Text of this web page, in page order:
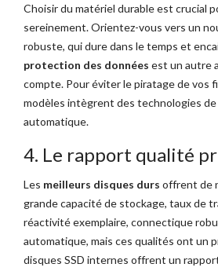
Choisir du matériel durable est crucial
sereinement. Orientez-vous vers un
robuste, qui dure dans le temps et
protection des données est un autre
compte. Pour éviter le piratage de vos
modèles intègrent des technologies
automatique.
4. Le rapport qualité
Les meilleurs disques durs offrent de
grande capacité de stockage, taux de
réactivité exemplaire, connectique
automatique, mais ces qualités ont un
disques SSD internes offrent un